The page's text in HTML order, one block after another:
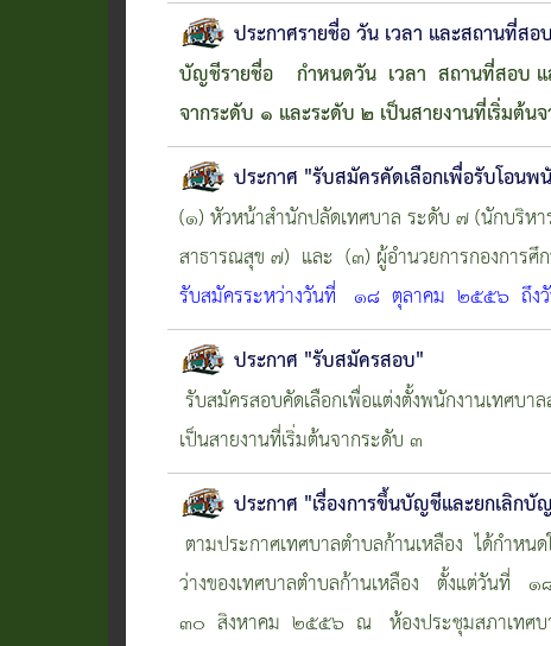
ประกาศรายชื่อ วัน เวลา และสถานที่สอบ
บัญชีรายชื่อ กำหนดวัน เวลา สถานที่สอบ แ
จากระดับ ๑ และระดับ ๒ เป็นสายงานที่เริ่มต้น
ประกาศ "รับสมัครคัดเลือกเพื่อรับโอนพ
(๑) หัวหน้าสำนักปลัดเทศบาล ระดับ ๗ (นักบริห
สาธารณสุข ๗) และ (๓) ผู้อำนวยการกองการ
รับสมัครระหว่างวันที่ ๑๘ ตุลาคม ๒๕๕๖ ถึง
ประกาศ "รับสมัครสอบ"
รับสมัครสอบคัดเลือกเพื่อแต่งตั้งพนักงานเทศบ
เป็นสายงานที่เริ่มต้นจากระดับ ๓
ประกาศ "เรื่องการขึ้นบัญชีและยกเลิก
ตามประกาศเทศบาลตำบลก้านเหลือง ได้กำหน
ว่างของเทศบาลตำบลก้านเหลือง ตั้งแต่วัน
๓๐ สิงหาคม ๒๕๕๖ ณ ห้องประชุมสภาเทศบา